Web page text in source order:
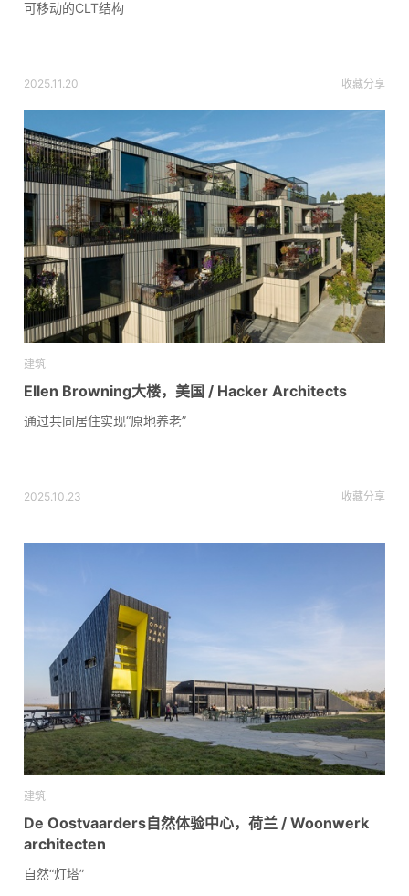
可移动的CLT结构
2025.11.20 收藏分享
建筑
Ellen Browning大楼，美国 / Hacker Architects
通过共同居住实现“原地养老”
2025.10.23 收藏分享
建筑
De Oostvaarders自然体验中心，荷兰 / Woonwerk
architecten
自然“灯塔”